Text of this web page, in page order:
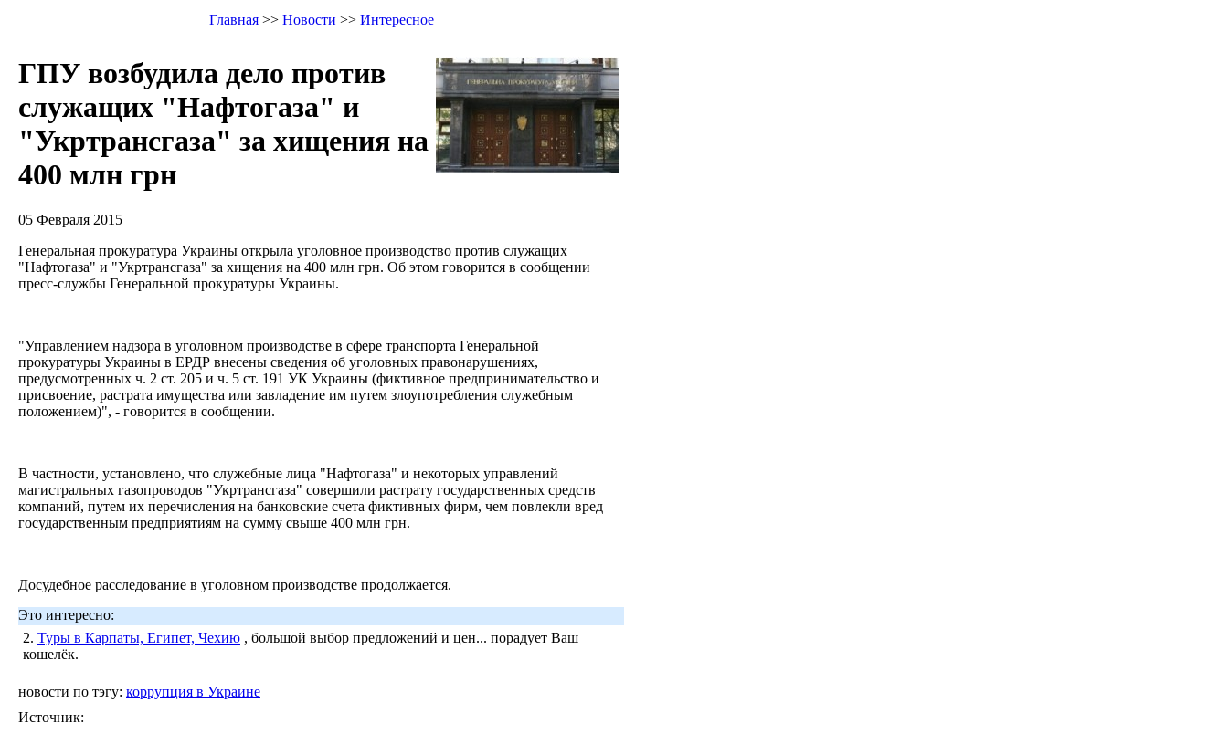
Главная>> Новости >> Интересное
ГПУ возбудила дело против
служащих "Нафтогаза" и
"Укртрансгаза" за хищения на
400 млн грн
05 Февраля 2015
Генеральная прокуратура Украины открыла уголовное производство против служащих
"Нафтогаза" и "Укртрансгаза" за хищения на 400 млн грн. Об этом говорится в сообщении
пресс-службы Генеральной прокуратуры Украины.
"Управлением надзора в уголовном производстве в сфере транспорта Генеральной
прокуратуры Украины в ЕРДР внесены сведения об уголовных правонарушениях,
предусмотренных ч. 2 ст. 205 и ч. 5 ст. 191 УК Украины (фиктивное предпринимательство и
присвоение, растрата имущества или завладение им путем злоупотребления служебным
положением)", - говорится в сообщении.
В частности, установлено, что служебные лица "Нафтогаза" и некоторых управлений
магистральных газопроводов "Укртрансгаза" совершили растрату государственных средств
компаний, путем их перечисления на банковские счета фиктивных фирм, чем повлекли вред
государственным предприятиям на сумму свыше 400 млн грн.
Досудебное расследование в уголовном производстве продолжается.
Это интересно:
2. Туры в Карпаты, Египет, Чехию , большой выбор предложений и цен... порадует Ваш
кошелёк.
новости по тэгу: коррупция в Украине
Источник: